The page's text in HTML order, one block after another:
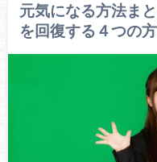
元気になる方法ま
を回復する４つの方